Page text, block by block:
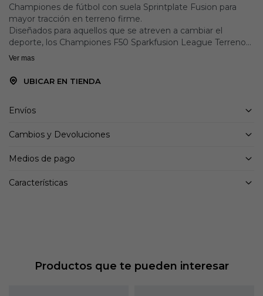
Championes de fútbol con suela Sprintplate Fusion para
mayor tracción en terreno firme.
Diseñados para aquellos que se atreven a cambiar el
deporte, los Championes F50 Sparkfusion League Terreno
Firme/Pasto Sintético de corte medio ofrecen una
El cuello tejido de corte medio se amolda al pie,
el talón y la puntera para mayor comodidad.
soporte, lo que permite giros rápidos y potentes impulsos
Ajuste clásico
Ver mas
UBICAR EN TIENDA
Envíos
Cambios y Devoluciones
Medios de pago
Características
Productos que te pueden interesar